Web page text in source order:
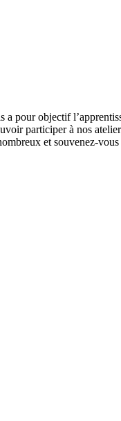
pour objectif
participer à nos
et souvenez-